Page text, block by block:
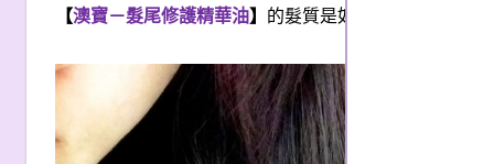
【澳寶－髮尾修護精華油】 的髮質是如何？